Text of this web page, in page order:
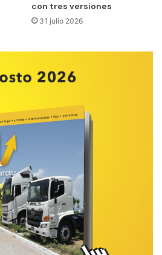
con tres versiones
31 julio 2026